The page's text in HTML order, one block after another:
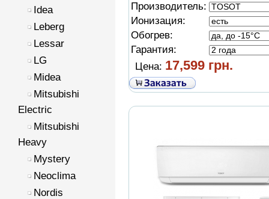
Idea
Leberg
Lessar
LG
Midea
Mitsubishi
Electric
Mitsubishi
Heavy
Mystery
Neoclima
Nordis
Производитель:
Ионизация:
Обогрев:
Гарантия:
Цена: 17,599 грн.